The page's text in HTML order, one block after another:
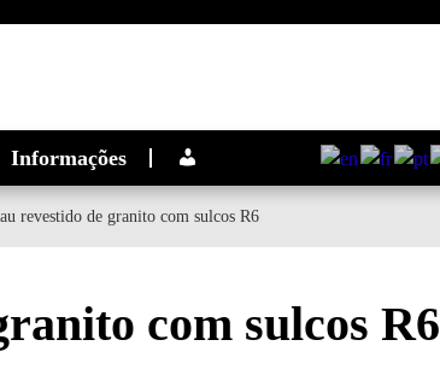
Informações
revestido de granito com sulcos R6
com sulcos R6